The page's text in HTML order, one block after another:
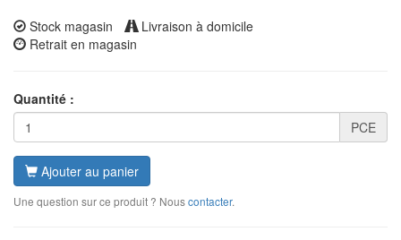
Stock magasin
Livraison à domicile
Retrait en magasin
Quantité :
PCE
Ajouter au panier
Une question sur ce produit ? Nouscontacter.